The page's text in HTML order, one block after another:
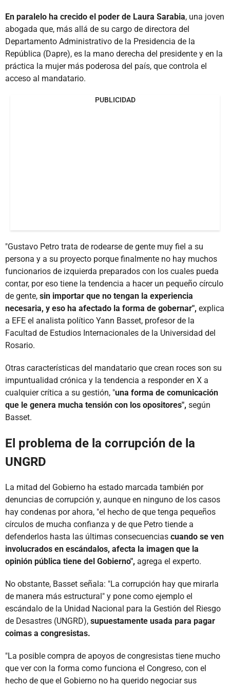
En paralelo ha crecido el poder de Laura Sarabia, una joven
abogada que, más allá de su cargo de directora del
Departamento Administrativo de la Presidencia de la
República (Dapre), es la mano derecha del presidente y en la
práctica la mujer más poderosa del país, que controla el
acceso al mandatario.
PUBLICIDAD
"Gustavo Petro trata de rodearse de gente muy fiel a su
persona y a su proyecto porque finalmente no hay muchos
funcionarios de izquierda preparados con los cuales pueda
contar, por eso tiene la tendencia a hacer un pequeño círculo
de gente, sin importar que no tengan la experiencia
necesaria, y eso ha afectado la forma de gobernar", explica
a EFE el analista político Yann Basset, profesor de la
Facultad de Estudios Internacionales de la Universidad del
Rosario.
Otras características del mandatario que crean roces son su
impuntualidad crónica y la tendencia a responder en X a
cualquier crítica a su gestión, "una forma de comunicación
que le genera mucha tensión con los opositores", según
Basset.
El problema de la corrupción de la
UNGRD
La mitad del Gobierno ha estado marcada también por
denuncias de corrupción y, aunque en ninguno de los casos
hay condenas por ahora, "el hecho de que tenga pequeños
círculos de mucha confianza y de que Petro tiende a
defenderlos hasta las últimas consecuencias cuando se ven
involucrados en escándalos, afecta la imagen que la
opinión pública tiene del Gobierno", agrega el experto.
No obstante, Basset señala: "La corrupción hay que mirarla
de manera más estructural" y pone como ejemplo el
escándalo de la Unidad Nacional para la Gestión del Riesgo
de Desastres (UNGRD), supuestamente usada para pagar
coimas a congresistas.
"La posible compra de apoyos de congresistas tiene mucho
que ver con la forma como funciona el Congreso, con el
hecho de que el Gobierno no ha querido negociar sus